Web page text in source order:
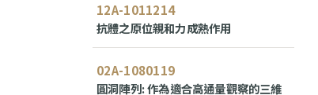
12A-1011214
抗體之原位親和力成熟作用
02A-1080119
圓洞陣列: 作為適合高通量觀察的三維